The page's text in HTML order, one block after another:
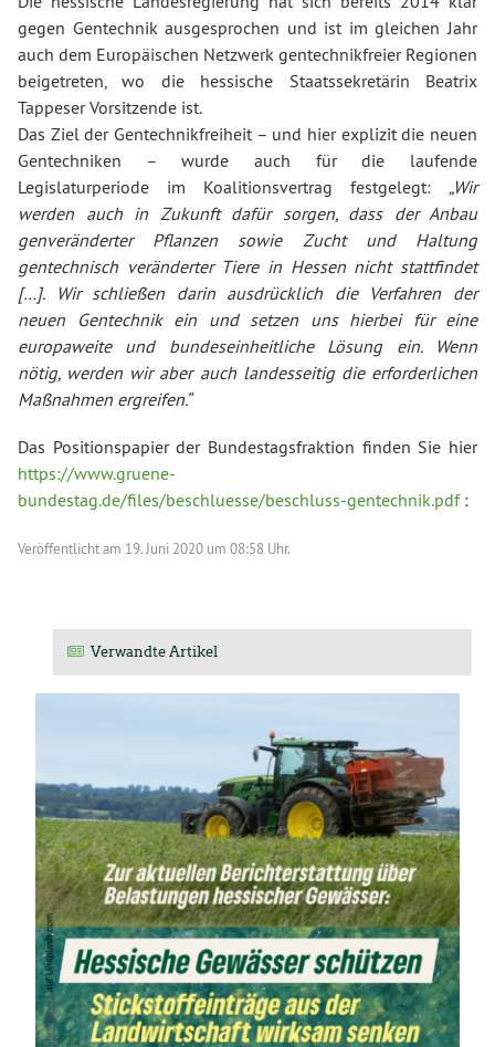
gegen Gentechnik ausgesprochen und ist im gleichen Jahr
auch dem Europäischen Netzwerk gentechnikfreier Regionen
beigetreten, wo die hessische Staatssekretärin Beatrix
Tappeser Vorsitzende ist.
Das Ziel der Gentechnikfreiheit – und hier explizit die neuen
Gentechniken – wurde auch für die laufende
Legislaturperiode im Koalitionsvertrag festgelegt: „Wir
werden auch in Zukunft dafür sorgen, dass der Anbau
genveränderter Pflanzen sowie Zucht und Haltung
gentechnisch veränderter Tiere in Hessen nicht stattfindet
[…]. Wir schließen darin ausdrücklich die Verfahren der
neuen Gentechnik ein und setzen uns hierbei für eine
europaweite und bundeseinheitliche Lösung ein. Wenn
nötig, werden wir aber auch landesseitig die erforderlichen
Maßnahmen ergreifen.“
Das Positionspapier der Bundestagsfraktion finden Sie hier
https://www.gruene-
bundestag.de/files/beschluesse/beschluss-gentechnik.pdf:
Veröffentlicht am 19. Juni 2020 um 08:58 Uhr.
Verwandte Artikel